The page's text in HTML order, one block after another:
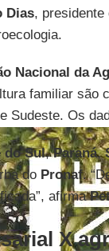
Dias, presidente
Nacional da
familiar são
Sudeste. Os
do Sul,Paraná,
do Pronaf.
afirma
X